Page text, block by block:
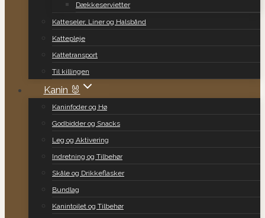
Dækkeservietter
Katteseler, Liner og Halsbånd
Kattepleje
Kattetransport
Til killingen
Kanin 🐰
Kaninfoder og Hø
Godbidder og Snacks
Leg og Aktivering
Indretning og Tilbehør
Skåle og Drikkeflasker
Bundlag
Kanintoilet og Tilbehør